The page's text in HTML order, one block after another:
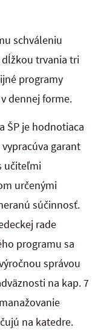
schváleniu
trvania tri
programy
dennej forme.
ŠP je hodnotiaca
garant
učiteľmi
určenými
súčinnosť.
rade
programu sa
správou
na kap. 7
na katedre.